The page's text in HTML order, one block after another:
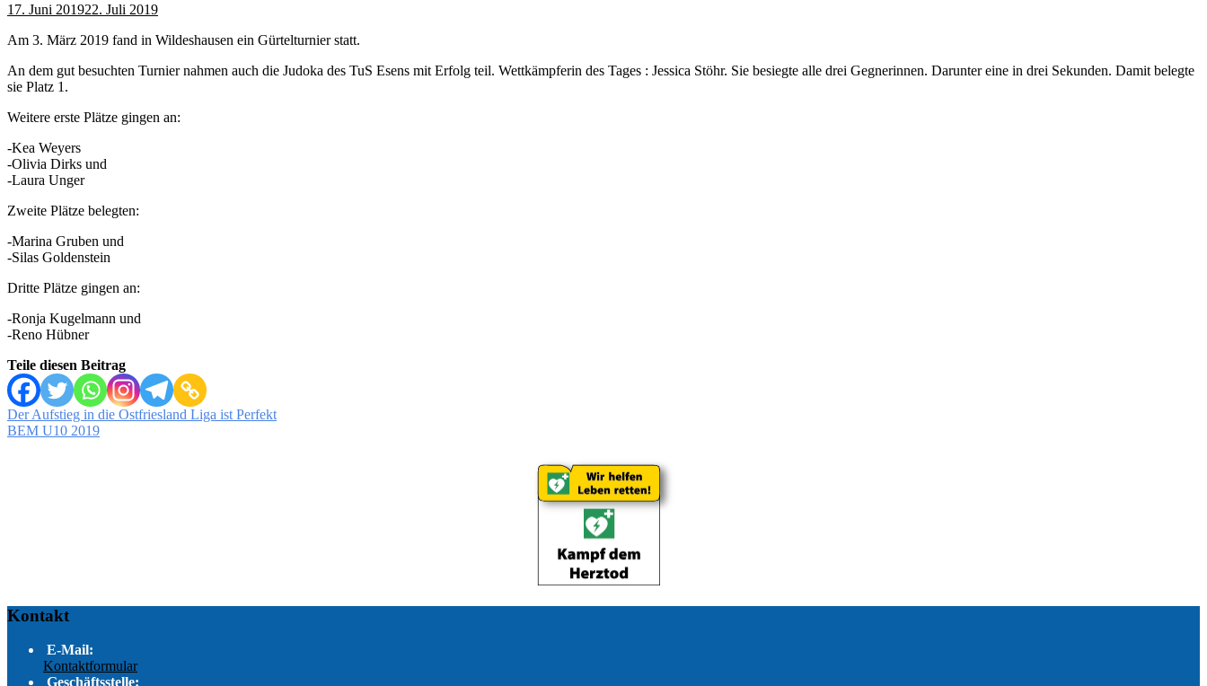
17. Juni 201922. Juli 2019
Am 3. März 2019 fand in Wildeshausen ein Gürtelturnier statt.
An dem gut besuchten Turnier nahmen auch die Judoka des TuS Esens mit Erfolg teil. Wettkämpferin des Tages : Jessica Stöhr. Sie besiegte alle drei Gegnerinnen. Darunter eine in drei Sekunden. Damit belegte
sie Platz 1.
Weitere erste Plätze gingen an:
-Kea Weyers
-Olivia Dirks und
-Laura Unger
Zweite Plätze belegten:
-Marina Gruben und
-Silas Goldenstein
Dritte Plätze gingen an:
-Ronja Kugelmann und
-Reno Hübner
Teile diesen Beitrag
Beitragsnavigation
Der Aufstieg in die Ostfriesland Liga ist Perfekt
BEM U10 2019
Kontakt
E-Mail:
Kontaktformular
Geschäftsstelle: